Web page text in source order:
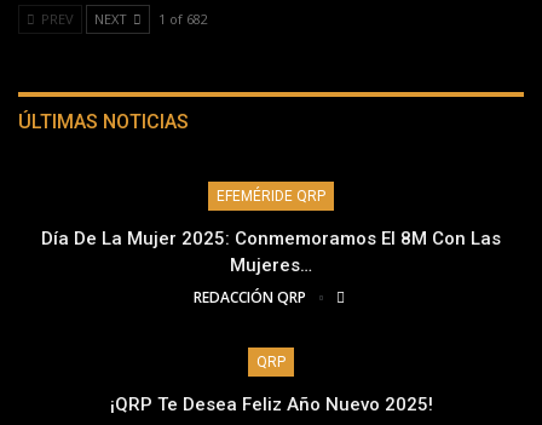
PREV NEXT 1 of 682
ÚLTIMAS NOTICIAS
EFEMÉRIDE QRP
Día De La Mujer 2025: Conmemoramos El 8M Con Las
Mujeres…
REDACCIÓN QRP
QRP
¡QRP Te Desea Feliz Año Nuevo 2025!